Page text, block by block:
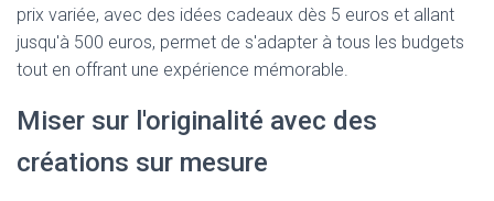
prix variée, avec des idées cadeaux dès 5 euros et allant
jusqu'à 500 euros, permet de s'adapter à tous les budgets
tout en offrant une expérience mémorable.
Miser sur l'originalité avec des
créations sur mesure